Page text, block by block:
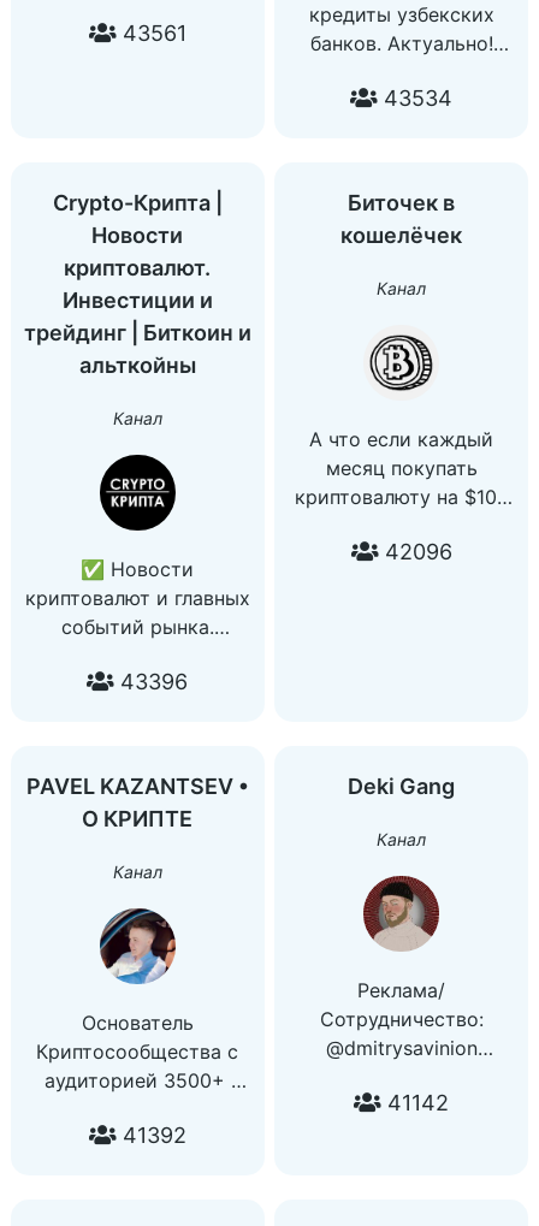
криптовалюты и
43561
кредиты узбекских
банков. Актуально!
Приложение:
43534
Crypto-Крипта |
Новости
криптовалют.
Инвестиции и
трейдинг | Биткоин и
альткойны
Канал
✅ Новости
криптовалют и главных
событий рынка.
аналитика
инсайды, закупы
фондов
✔️ Сотрудничество и
@emkolos
43396
Биточек в
кошелёчек
Канал
А что если каждый
месяц покупать
криптовалюту на $100
получится и подробно
https://t.me/kriptoinvest0r
42096
PAVEL KAZANTSEV •
О КРИПТЕ
Канал
Основатель
Криптосообщества с
аудиторией 3500+
полезная информация
41392
‍Deki Gang
Канал
Реклама/
Сотрудничество:
@dmitrysavinion
вопросы:
41142